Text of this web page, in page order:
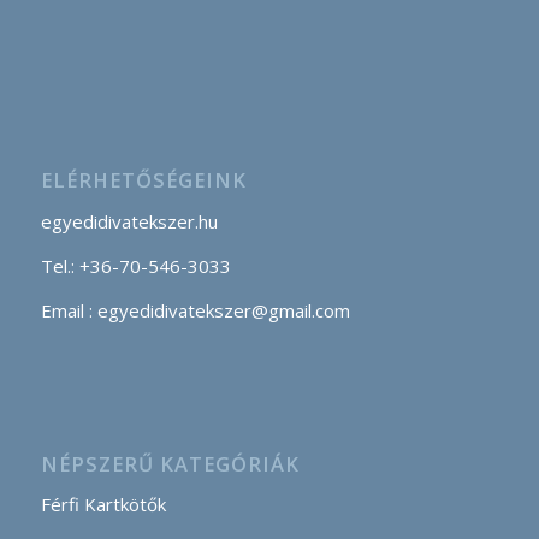
ELÉRHETŐSÉGEINK
egyedidivatekszer.hu
Tel.: +36-70-546-3033
Email : egyedidivatekszer@gmail.com
NÉPSZERŰ KATEGÓRIÁK
Férfi Kartkötők